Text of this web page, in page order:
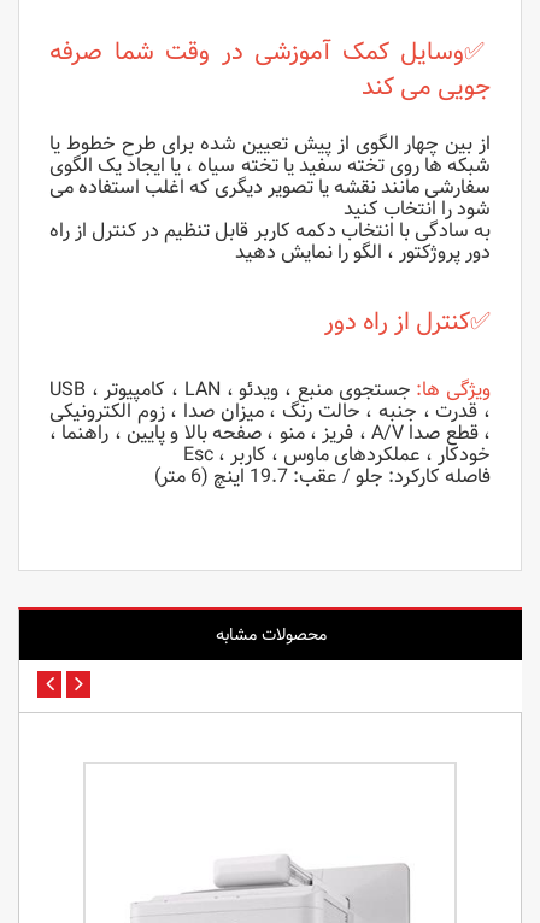
✅وسایل کمک آموزشی در وقت شما صرفه
جویی می کند
از بین چهار الگوی از پیش تعیین شده برای طرح خطوط یا
شبکه ها روی تخته سفید یا تخته سیاه ، یا ایجاد یک الگوی
سفارشی مانند نقشه یا تصویر دیگری که اغلب استفاده می
شود را انتخاب کنید
به سادگی با انتخاب دکمه کاربر قابل تنظیم در کنترل از راه
دور پروژکتور ، الگو را نمایش دهید
✅کنترل از راه دور
ویژگی ها: جستجوی منبع ، ویدئو ، LAN ، کامپیوتر ، USB
، قدرت ، جنبه ، حالت رنگ ، میزان صدا ، زوم الکترونیکی
، قطع صدا A/V ، فریز ، منو ، صفحه بالا و پایین ، راهنما ،
خودکار ، عملکردهای ماوس ، کاربر ، Esc
فاصله کارکرد: جلو / عقب: 19.7 اینچ (6 متر)
محصولات مشابه